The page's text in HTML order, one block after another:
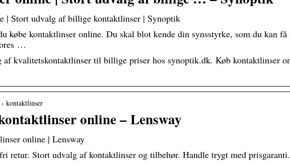
| Stort udvalg af billige kontaktlinser | Synoptik
købe kontaktlinser online. Du skal blot kende din synsstyrke, som du kan
…
af kvalitetskontaktlinser til billige priser hos synoptik.dk. Køb kontaktlinser
kontaktlinser
online – Lensway
online | Lensway
retur. Stort udvalg af kontaktlinser og tilbehør. Handle trygt med